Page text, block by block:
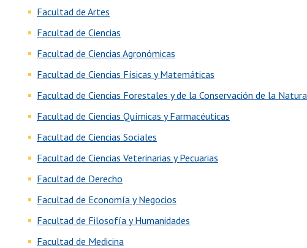
Facultad de Artes
Facultad de Ciencias
Facultad de Ciencias Agronómicas
Facultad de Ciencias Físicas y Matemáticas
Facultad de Ciencias Forestales y de la Conservación de la
Facultad de Ciencias Químicas y Farmacéuticas
Facultad de Ciencias Sociales
Facultad de Ciencias Veterinarias y Pecuarias
Facultad de Derecho
Facultad de Economía y Negocios
Facultad de Filosofía y Humanidades
Facultad de Medicina